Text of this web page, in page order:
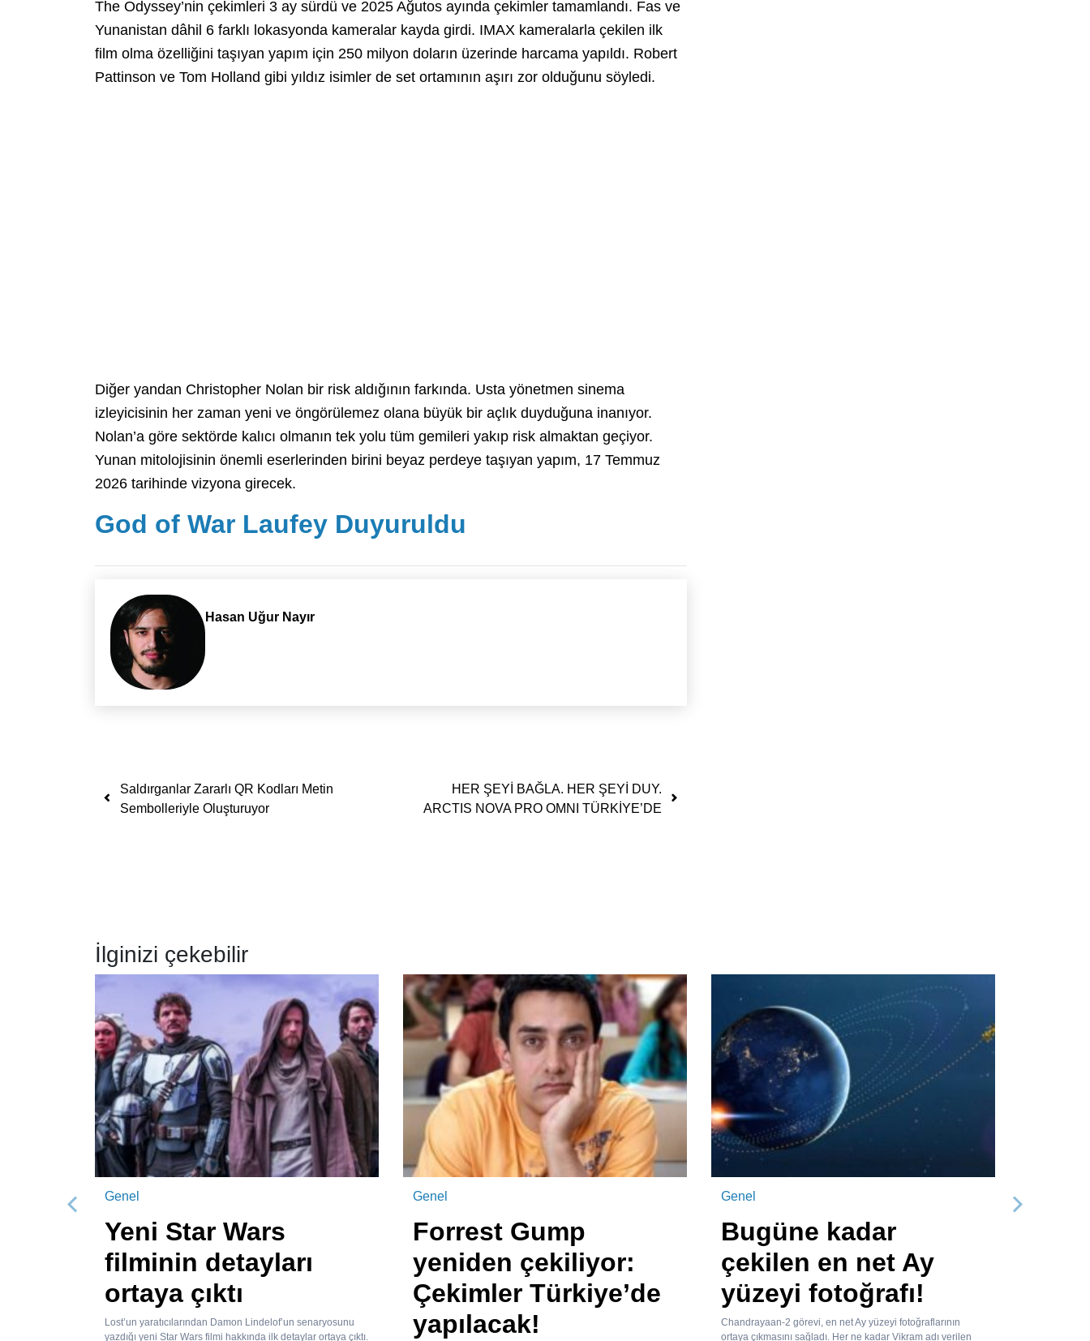
The Odyssey’nin çekimleri 3 ay sürdü ve 2025 Ağutos ayında çekimler tamamlandı. Fas ve
Yunanistan dâhil 6 farklı lokasyonda kameralar kayda girdi. IMAX kameralarla çekilen ilk
film olma özelliğini taşıyan yapım için 250 milyon doların üzerinde harcama yapıldı. Robert
Pattinson ve Tom Holland gibi yıldız isimler de set ortamının aşırı zor olduğunu söyledi.
Diğer yandan Christopher Nolan bir risk aldığının farkında. Usta yönetmen sinema
izleyicisinin her zaman yeni ve öngörülemez olana büyük bir açlık duyduğuna inanıyor.
Nolan’a göre sektörde kalıcı olmanın tek yolu tüm gemileri yakıp risk almaktan geçiyor.
Yunan mitolojisinin önemli eserlerinden birini beyaz perdeye taşıyan yapım, 17 Temmuz
2026 tarihinde vizyona girecek.
God of War Laufey Duyuruldu
Hasan Uğur Nayır
Yazı dolaşımı
Saldırganlar Zararlı QR Kodları Metin
Sembolleriyle Oluşturuyor
HER ŞEYİ BAĞLA. HER ŞEYİ DUY.
ARCTIS NOVA PRO OMNI TÜRKİYE’DE
İlginizi çekebilir
Genel
Yeni Star Wars
filminin detayları
ortaya çıktı
Lost’un yaratıcılarından Damon Lindelof’un senaryosunu
yazdığı yeni Star Wars filmi hakkında ilk detaylar ortaya çıktı.
Genel
Forrest Gump
yeniden çekiliyor:
Çekimler Türkiye’de
yapılacak!
Genel
Bugüne kadar
çekilen en net Ay
yüzeyi fotoğrafı!
Chandrayaan-2 görevi, en net Ay yüzeyi fotoğraflarının
ortaya çıkmasını sağladı. Her ne kadar Vikram adı verilen
Önceki Sonraki